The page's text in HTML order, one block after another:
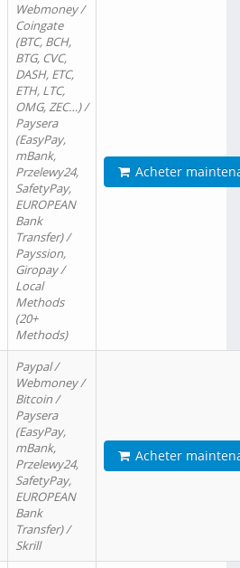
Webmoney /
Coingate
(BTC, BCH,
BTG, CVC,
DASH, ETC,
ETH, LTC,
OMG, ZEC…) /
Paysera
(EasyPay,
mBank,
Przelewy24,
SafetyPay,
EUROPEAN
Bank
Transfer) /
Payssion,
Giropay /
Local
Methods
(20+
Methods)
Acheter
Paypal /
Webmoney /
Bitcoin /
Paysera
(EasyPay,
mBank,
Przelewy24,
SafetyPay,
EUROPEAN
Bank
Transfer) /
Skrill
Acheter